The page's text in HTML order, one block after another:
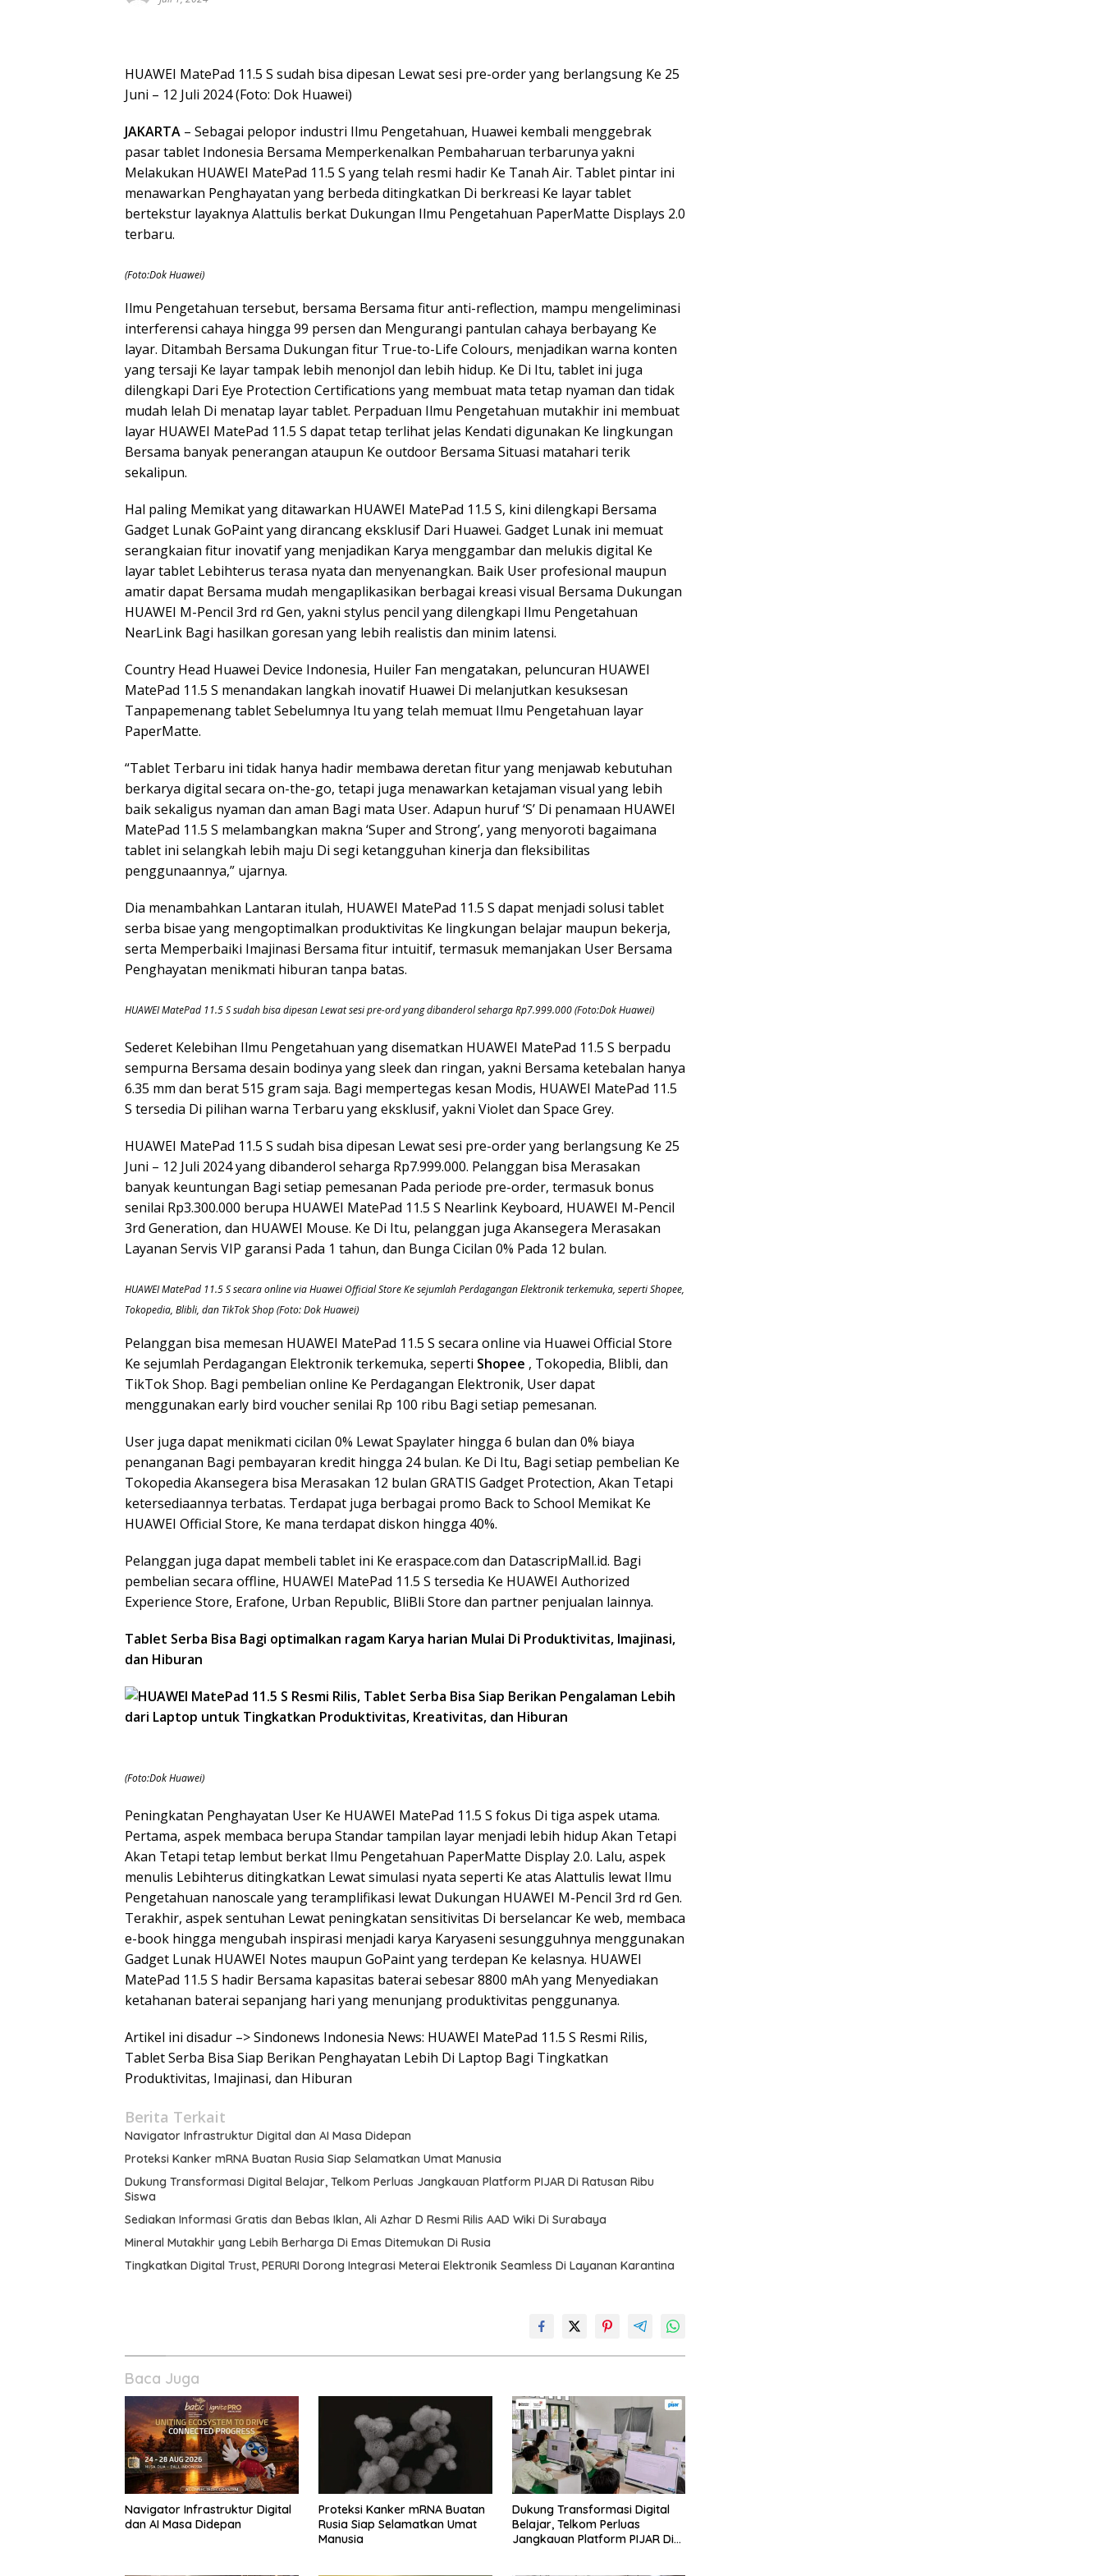
HUAWEI MatePad 11.5 S sudah bisa dipesan Lewat sesi pre-order yang berlangsung Ke 25
Juni – 12 Juli 2024 (Foto: Dok Huawei)
JAKARTA – Sebagai pelopor industri Ilmu Pengetahuan, Huawei kembali menggebrak
pasar tablet Indonesia Bersama Memperkenalkan Pembaharuan terbarunya yakni
Melakukan HUAWEI MatePad 11.5 S yang telah resmi hadir Ke Tanah Air. Tablet pintar ini
menawarkan Penghayatan yang berbeda ditingkatkan Di berkreasi Ke layar tablet
bertekstur layaknya Alattulis berkat Dukungan Ilmu Pengetahuan PaperMatte Displays 2.0
terbaru.
(Foto:Dok Huawei)
Ilmu Pengetahuan tersebut, bersama Bersama fitur anti-reflection, mampu mengeliminasi
interferensi cahaya hingga 99 persen dan Mengurangi pantulan cahaya berbayang Ke
layar. Ditambah Bersama Dukungan fitur True-to-Life Colours, menjadikan warna konten
yang tersaji Ke layar tampak lebih menonjol dan lebih hidup. Ke Di Itu, tablet ini juga
dilengkapi Dari Eye Protection Certifications yang membuat mata tetap nyaman dan tidak
mudah lelah Di menatap layar tablet. Perpaduan Ilmu Pengetahuan mutakhir ini membuat
layar HUAWEI MatePad 11.5 S dapat tetap terlihat jelas Kendati digunakan Ke lingkungan
Bersama banyak penerangan ataupun Ke outdoor Bersama Situasi matahari terik
sekalipun.
Hal paling Memikat yang ditawarkan HUAWEI MatePad 11.5 S, kini dilengkapi Bersama
Gadget Lunak GoPaint yang dirancang eksklusif Dari Huawei. Gadget Lunak ini memuat
serangkaian fitur inovatif yang menjadikan Karya menggambar dan melukis digital Ke
layar tablet Lebihterus terasa nyata dan menyenangkan. Baik User profesional maupun
amatir dapat Bersama mudah mengaplikasikan berbagai kreasi visual Bersama Dukungan
HUAWEI M-Pencil 3rd rd Gen, yakni stylus pencil yang dilengkapi Ilmu Pengetahuan
NearLink Bagi hasilkan goresan yang lebih realistis dan minim latensi.
Country Head Huawei Device Indonesia, Huiler Fan mengatakan, peluncuran HUAWEI
MatePad 11.5 S menandakan langkah inovatif Huawei Di melanjutkan kesuksesan
Tanpapemenang tablet Sebelumnya Itu yang telah memuat Ilmu Pengetahuan layar
PaperMatte.
“Tablet Terbaru ini tidak hanya hadir membawa deretan fitur yang menjawab kebutuhan
berkarya digital secara on-the-go, tetapi juga menawarkan ketajaman visual yang lebih
baik sekaligus nyaman dan aman Bagi mata User. Adapun huruf ‘S’ Di penamaan HUAWEI
MatePad 11.5 S melambangkan makna ‘Super and Strong’, yang menyoroti bagaimana
tablet ini selangkah lebih maju Di segi ketangguhan kinerja dan fleksibilitas
penggunaannya,” ujarnya.
Dia menambahkan Lantaran itulah, HUAWEI MatePad 11.5 S dapat menjadi solusi tablet
serba bisae yang mengoptimalkan produktivitas Ke lingkungan belajar maupun bekerja,
serta Memperbaiki Imajinasi Bersama fitur intuitif, termasuk memanjakan User Bersama
Penghayatan menikmati hiburan tanpa batas.
HUAWEI MatePad 11.5 S sudah bisa dipesan Lewat sesi pre-ord yang dibanderol seharga Rp7.999.000 (Foto:Dok Huawei)
Sederet Kelebihan Ilmu Pengetahuan yang disematkan HUAWEI MatePad 11.5 S berpadu
sempurna Bersama desain bodinya yang sleek dan ringan, yakni Bersama ketebalan hanya
6.35 mm dan berat 515 gram saja. Bagi mempertegas kesan Modis, HUAWEI MatePad 11.5
S tersedia Di pilihan warna Terbaru yang eksklusif, yakni Violet dan Space Grey.
HUAWEI MatePad 11.5 S sudah bisa dipesan Lewat sesi pre-order yang berlangsung Ke 25
Juni – 12 Juli 2024 yang dibanderol seharga Rp7.999.000. Pelanggan bisa Merasakan
banyak keuntungan Bagi setiap pemesanan Pada periode pre-order, termasuk bonus
senilai Rp3.300.000 berupa HUAWEI MatePad 11.5 S Nearlink Keyboard, HUAWEI M-Pencil
3rd Generation, dan HUAWEI Mouse. Ke Di Itu, pelanggan juga Akansegera Merasakan
Layanan Servis VIP garansi Pada 1 tahun, dan Bunga Cicilan 0% Pada 12 bulan.
HUAWEI MatePad 11.5 S secara online via Huawei Official Store Ke sejumlah Perdagangan Elektronik terkemuka, seperti Shopee,
Tokopedia, Blibli, dan TikTok Shop (Foto: Dok Huawei)
Pelanggan bisa memesan HUAWEI MatePad 11.5 S secara online via Huawei Official Store
Ke sejumlah Perdagangan Elektronik terkemuka, seperti Shopee , Tokopedia, Blibli, dan
TikTok Shop. Bagi pembelian online Ke Perdagangan Elektronik, User dapat
menggunakan early bird voucher senilai Rp 100 ribu Bagi setiap pemesanan.
User juga dapat menikmati cicilan 0% Lewat Spaylater hingga 6 bulan dan 0% biaya
penanganan Bagi pembayaran kredit hingga 24 bulan. Ke Di Itu, Bagi setiap pembelian Ke
Tokopedia Akansegera bisa Merasakan 12 bulan GRATIS Gadget Protection, Akan Tetapi
ketersediaannya terbatas. Terdapat juga berbagai promo Back to School Memikat Ke
HUAWEI Official Store, Ke mana terdapat diskon hingga 40%.
Pelanggan juga dapat membeli tablet ini Ke eraspace.com dan DatascripMall.id. Bagi
pembelian secara offline, HUAWEI MatePad 11.5 S tersedia Ke HUAWEI Authorized
Experience Store, Erafone, Urban Republic, BliBli Store dan partner penjualan lainnya.
Tablet Serba Bisa Bagi optimalkan ragam Karya harian Mulai Di Produktivitas, Imajinasi,
dan Hiburan
(Foto:Dok Huawei)
Peningkatan Penghayatan User Ke HUAWEI MatePad 11.5 S fokus Di tiga aspek utama.
Pertama, aspek membaca berupa Standar tampilan layar menjadi lebih hidup Akan Tetapi
Akan Tetapi tetap lembut berkat Ilmu Pengetahuan PaperMatte Display 2.0. Lalu, aspek
menulis Lebihterus ditingkatkan Lewat simulasi nyata seperti Ke atas Alattulis lewat Ilmu
Pengetahuan nanoscale yang teramplifikasi lewat Dukungan HUAWEI M-Pencil 3rd rd Gen.
Terakhir, aspek sentuhan Lewat peningkatan sensitivitas Di berselancar Ke web, membaca
e-book hingga mengubah inspirasi menjadi karya Karyaseni sesungguhnya menggunakan
Gadget Lunak HUAWEI Notes maupun GoPaint yang terdepan Ke kelasnya. HUAWEI
MatePad 11.5 S hadir Bersama kapasitas baterai sebesar 8800 mAh yang Menyediakan
ketahanan baterai sepanjang hari yang menunjang produktivitas penggunanya.
Artikel ini disadur –> Sindonews Indonesia News: HUAWEI MatePad 11.5 S Resmi Rilis,
Tablet Serba Bisa Siap Berikan Penghayatan Lebih Di Laptop Bagi Tingkatkan
Produktivitas, Imajinasi, dan Hiburan
Berita Terkait
Navigator Infrastruktur Digital dan AI Masa Didepan
Proteksi Kanker mRNA Buatan Rusia Siap Selamatkan Umat Manusia
Dukung Transformasi Digital Belajar, Telkom Perluas Jangkauan Platform PIJAR Di Ratusan Ribu
Siswa
Sediakan Informasi Gratis dan Bebas Iklan, Ali Azhar D Resmi Rilis AAD Wiki Di Surabaya
Mineral Mutakhir yang Lebih Berharga Di Emas Ditemukan Di Rusia
Tingkatkan Digital Trust, PERURI Dorong Integrasi Meterai Elektronik Seamless Di Layanan Karantina
Baca Juga
Navigator Infrastruktur Digital
dan AI Masa Didepan
Proteksi Kanker mRNA Buatan
Rusia Siap Selamatkan Umat
Manusia
Dukung Transformasi Digital
Belajar, Telkom Perluas
Jangkauan Platform PIJAR Di